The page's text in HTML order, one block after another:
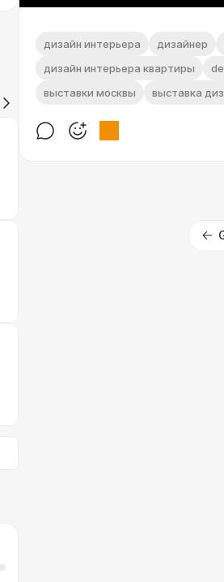
дизайн интерьера дизайнер
дизайн интерьера квартиры
выставки москвы
выставка